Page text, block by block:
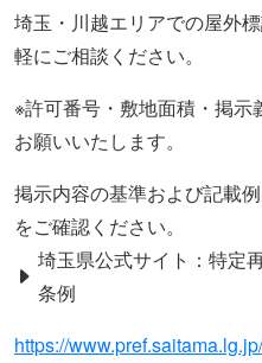
埼玉・川越エリアでの屋外
軽にご相談ください。
※許可番号・敷地面積・掲
お願いいたします。
掲示内容の基準および記載
をご確認ください。
埼玉県公式サイト：特定
条例
https://